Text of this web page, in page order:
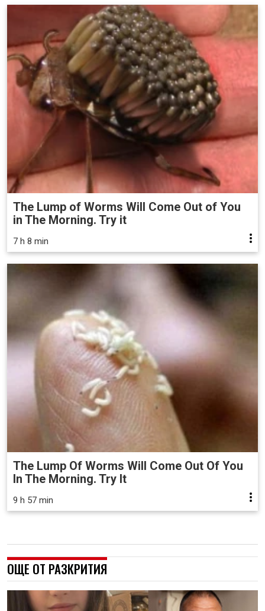
The Lump of Worms Will Come Out of You
in The Morning. Try it
7 h 8 min
The Lump Of Worms Will Come Out Of You
In The Morning. Try It
9 h 57 min
ОЩЕ ОТ РАЗКРИТИЯ